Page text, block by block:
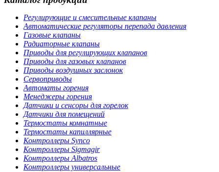
Регулирующие и смесительные клапаны
Автоматические регуляторы перепада давления
Газовые клапаны
Радиаторные клапаны
Приводы для регулирующих клапанов
Приводы для газовых клапанов
Приводы воздушных заслонок
Сервоприводы
Автоматы горения
Менеджеры горения
Датчики и сенсоры для горелок
Датчики для помещений
Термостаты комнатные
Термостаты капиллярные
Контроллеры Synco
Контроллеры Sigmagir
Контроллеры Albatros
Контроллеры универсальные